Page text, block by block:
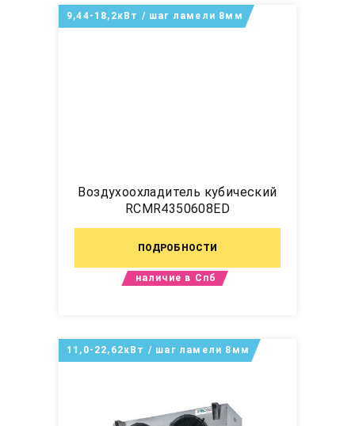
Воздухоохладитель кубический
RCMR4350608ED
ПОДРОБНОСТИ
9,44-18,2кВт / шаг ламели 8мм
наличие в Спб
11,0-22,62кВт / шаг ламели 8мм